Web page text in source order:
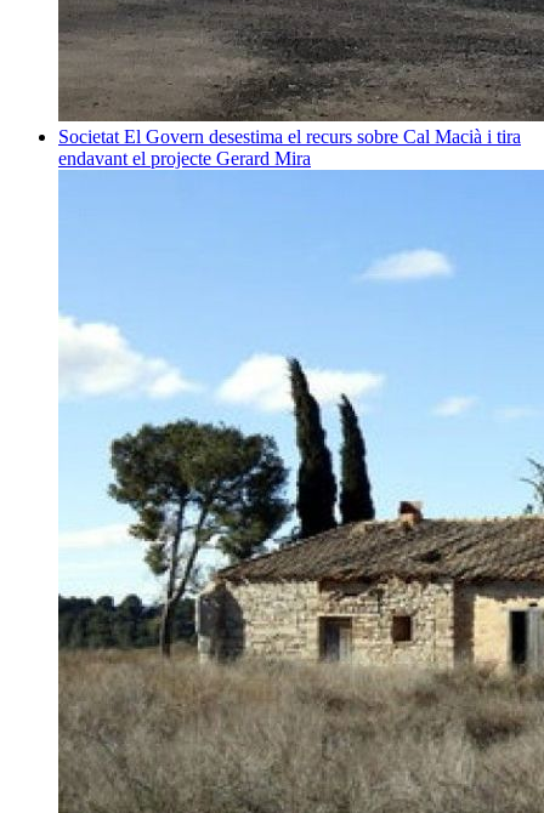
Societat El Govern desestima el recurs sobre Cal Macià i tira
endavant el projecte Gerard Mira